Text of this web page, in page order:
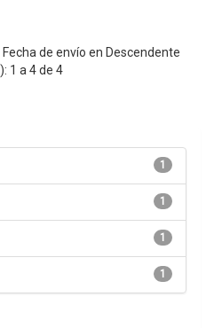
de envío en Descendente
1 a 4 de 4
1
1
1
1